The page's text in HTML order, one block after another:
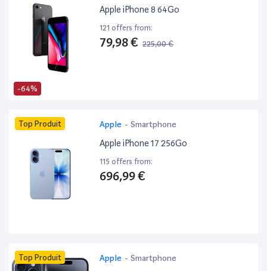
-64%
Apple iPhone 8 64Go
121 offers from:
79,98 € 225,00 €
Top Produit Apple - Smartphone
Apple iPhone 17 256Go
115 offers from:
696,99 €
Top Produit Apple - Smartphone